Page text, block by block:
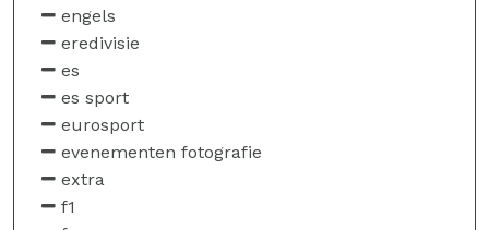
engels
eredivisie
es
es sport
eurosport
evenementen fotografie
extra
f1